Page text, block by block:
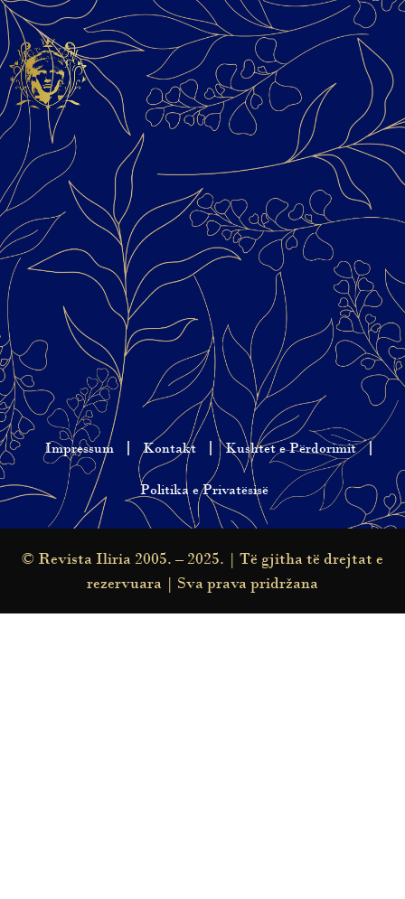
Impressum Kontakt Kushtet e Përdorimit
Politika e Privatësisë
© Revista Iliria 2005. – 2025. | Të gjitha të drejtat e
rezervuara | Sva prava pridržana